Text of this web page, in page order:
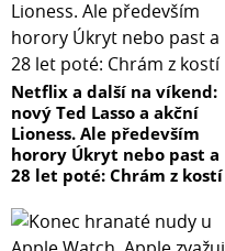
Netflix a další na víkend:
nový Ted Lasso a akční
Lioness. Ale především
horory Úkryt nebo past a
28 let poté: Chrám z kostí